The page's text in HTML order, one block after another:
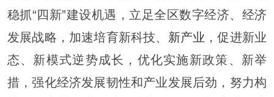
稳抓“四新”建设机遇，立足全区数字经济、经济
发展战略，加速培育新科技、 新产业 ，促进新业
态、新模式逆势成长，优化实施新政策、新举
措，强化经济发展韧性和产业发展后劲，努力构